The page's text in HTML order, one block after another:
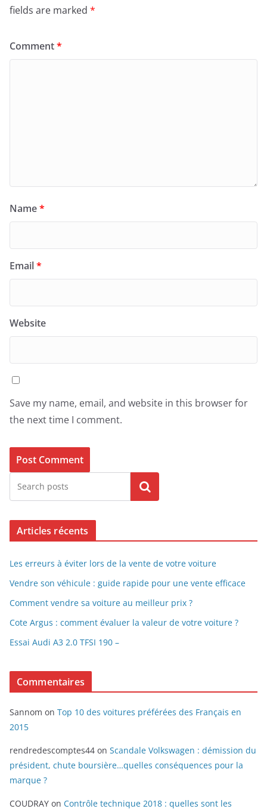
fields are marked *
Comment*
Name*
Email*
Website
Save my name, email, and website in this browser for
the next time I comment.
Search
Articles récents
Les erreurs à éviter lors de la vente de votre voiture
Vendre son véhicule : guide rapide pour une vente efficace
Comment vendre sa voiture au meilleur prix ?
Cote Argus : comment évaluer la valeur de votre voiture ?
Essai Audi A3 2.0 TFSI 190 –
Commentaires
Sannom on Top 10 des voitures préférées des Français en
2015
rendredescomptes44 on Scandale Volkswagen : démission du
président, chute boursière…quelles conséquences pour la
marque ?
COUDRAY on Contrôle technique 2018 : quelles sont les